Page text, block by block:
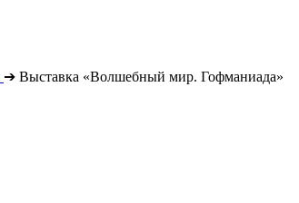
➔ Выставка «Волшебный мир. Гофманиада»